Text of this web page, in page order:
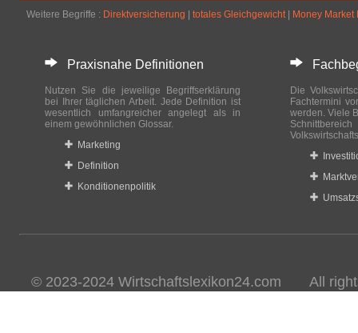
Weitere Begriffe : Direktversicherung totales Gleichgewicht| Money Market
Praxisnahe Definitionen
Nutzen Sie die jeweilige Begriffserklärung
bei Ihrer täglichen Arbeit. Jede Definition ist
wesentlich umfangreicher angelegt als in
einem gewöhnlichen Glossar.
Marketing
Definition
Konditionenpolitik
Die
Fachtermini
werden. Viele
© 2023-2024 Wirtschaftslexikon24.com All